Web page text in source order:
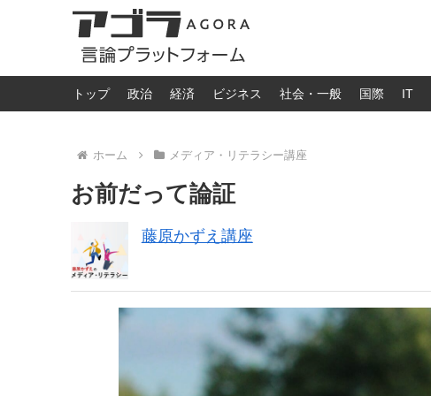
トップ 政治 経済 ビジネス 社会・一般 国際 IT
ホーム メディア・リテラシー講座
お前だって論証
藤原かずえ講座